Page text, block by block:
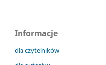
Informacje
dla czytelników